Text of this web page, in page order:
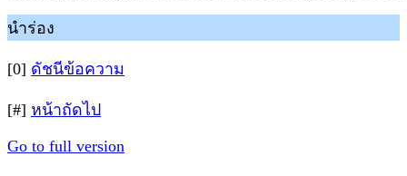
นำร่อง
[0] ดัชนีข้อความ
[#] หน้าถัดไป
Go to full version